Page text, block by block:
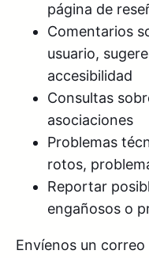
página de
Comentarios
usuario,
accesibilidad
Consultas
asociaciones
Problemas
rotos,
Reportar
engañosos o
Envíenos un